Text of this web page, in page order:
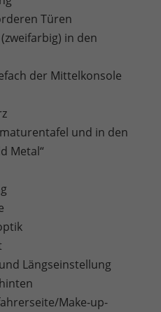
Türen
in den
der Mittelkonsole
und in den
Metal“
Längseinstellung
Make-up-